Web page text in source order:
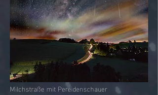
Milchstraße mit Pereidenschauer